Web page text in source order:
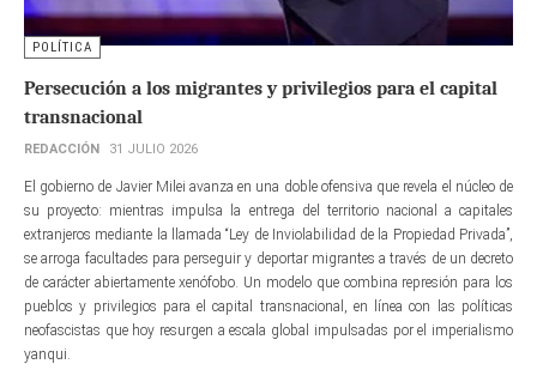
POLÍTICA
Persecución a los migrantes y privilegios para el capital
transnacional
REDACCIÓN 31 JULIO 2026
El gobierno de Javier Milei avanza en una doble ofensiva que revela el núcleo de
su proyecto: mientras impulsa la entrega del territorio nacional a capitales
extranjeros mediante la llamada “Ley de Inviolabilidad de la Propiedad Privada”,
se arroga facultades para perseguir y deportar migrantes a través de un decreto
de carácter abiertamente xenófobo. Un modelo que combina represión para los
pueblos y privilegios para el capital transnacional, en línea con las políticas
neofascistas que hoy resurgen a escala global impulsadas por el imperialismo
yanqui.